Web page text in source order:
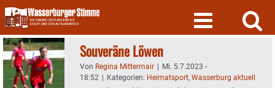
Skip
to
content
Souveräne Löwen
Von Regina Mittermair | Mi. 5.7.2023 -
18:52 | Kategorien: Heimatsport, Wasserburg aktuell